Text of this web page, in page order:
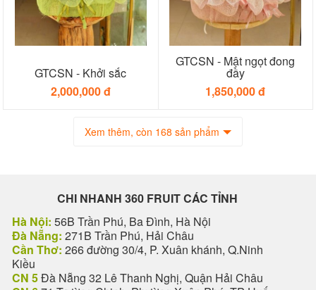
GTCSN - Khởi sắc
2,000,000 đ
GTCSN - Mật ngọt đong
đầy
1,850,000 đ
Xem thêm, còn 168 sản phẩm
CHI NHANH 360 FRUIT CÁC TỈNH
Hà Nội: 56B Trần Phú, Ba Đình, Hà Nội
Đà Nẵng: 271B Trần Phú, Hải Châu
Cần Thơ: 266 đường 30/4, P. Xuân khánh, Q.Ninh
Kiều
CN 5Đà Nẵng 32 Lê Thanh Nghị, Quận Hải Châu